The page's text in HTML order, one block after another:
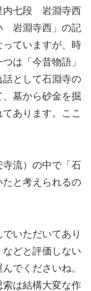
内七段 岩淵寺西
岩淵寺西」の記
ていますが、時
は「今昔物語」
として石淵寺の
墓から砂金を掘
あります。ここ
流）の中で「石
と考えられるの
いただいてあり
どと評価しない
でくださいね。
は結構大変な作